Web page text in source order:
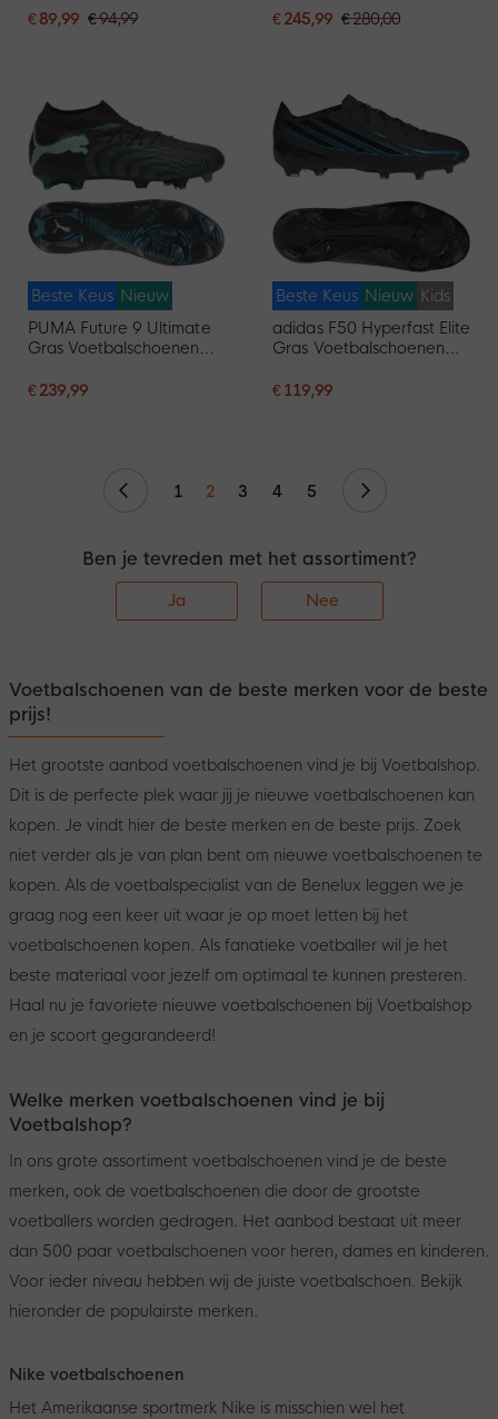
Gebroken Wit Zwart
€ 89,99 € 94,99
Neongeel Zwart Roze
€ 245,99 € 280,00
Beste Keus Nieuw
PUMA Future 9 Ultimate
Gras Voetbalschoenen
Wit
€ 239,99
Beste Keus Nieuw Kids
adidas F50 Hyperfast Elite
Gras Voetbalschoenen
Blauw
€ 119,99
Vorige
1 2 3 4 5
Ben je tevreden met het assortiment?
Ja Nee
Voetbalschoenen van de beste merken voor de beste
prijs!
Het grootste aanbod voetbalschoenen vind je bij Voetbalshop.
Dit is de perfecte plek waar jij je nieuwe voetbalschoenen kan
kopen. Je vindt hier de beste merken en de beste prijs. Zoek
niet verder als je van plan bent om nieuwe voetbalschoenen te
kopen. Als de voetbalspecialist van de Benelux leggen we je
graag nog een keer uit waar je op moet letten bij het
voetbalschoenen kopen. Als fanatieke voetballer wil je het
beste materiaal voor jezelf om optimaal te kunnen presteren.
Haal nu je favoriete nieuwe voetbalschoenen bij Voetbalshop
en je scoort gegarandeerd!
Welke merken voetbalschoenen vind je bij
Voetbalshop?
In ons grote assortiment voetbalschoenen vind je de beste
merken, ook de voetbalschoenen die door de grootste
voetballers worden gedragen. Het aanbod bestaat uit meer
dan 500 paar voetbalschoenen voor heren, dames en kinderen.
Voor ieder niveau hebben wij de juiste voetbalschoen. Bekijk
hieronder de populairste merken.
Nike voetbalschoenen
Het Amerikaanse sportmerk Nike is misschien wel het